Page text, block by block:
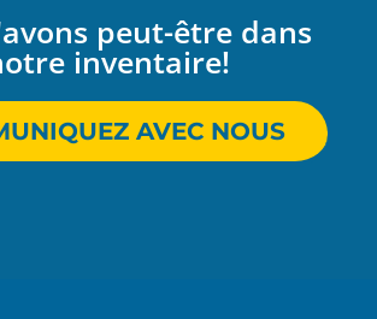
peut-être dans
inventaire!
AVEC NOUS